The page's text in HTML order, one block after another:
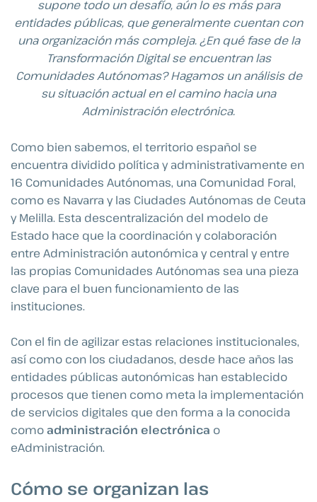
supone todo un desafío, aún lo es más para
entidades públicas, que generalmente cuentan con
una organización más compleja. ¿En qué fase de la
Transformación Digital se encuentran las
Comunidades Autónomas? Hagamos un análisis de
su situación actual en el camino hacia una
Administración electrónica.
Como bien sabemos, el territorio español se
encuentra dividido política y administrativamente en
16 Comunidades Autónomas, una Comunidad Foral,
como es Navarra y las Ciudades Autónomas de Ceuta
y Melilla. Esta descentralización del modelo de
Estado hace que la coordinación y colaboración
entre Administración autonómica y central y entre
las propias Comunidades Autónomas sea una pieza
clave para el buen funcionamiento de las
instituciones.
Con el fin de agilizar estas relaciones institucionales,
así como con los ciudadanos, desde hace años las
entidades públicas autonómicas han establecido
procesos que tienen como meta la implementación
de servicios digitales que den forma a la conocida
comoadministración electrónica o
eAdministración.
Cómo se organizan las